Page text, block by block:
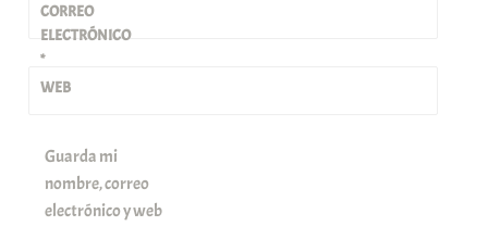
CORREO
ELECTRÓNICO
*
WEB
Guarda mi
nombre, correo
electrónico y web